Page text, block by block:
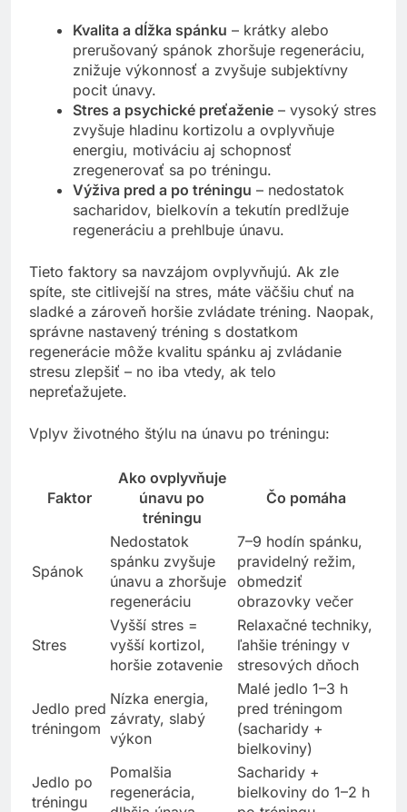
Kvalita a dĺžka spánku – krátky alebo
prerušovaný spánok zhoršuje regeneráciu,
znižuje výkonnosť a zvyšuje subjektívny
pocit únavy.
Stres a psychické preťaženie – vysoký stres
zvyšuje hladinu kortizolu a ovplyvňuje
energiu, motiváciu aj schopnosť
zregenerovať sa po tréningu.
Výživa pred a po tréningu – nedostatok
sacharidov, bielkovín a tekutín predlžuje
regeneráciu a prehlbuje únavu.
Tieto faktory sa navzájom ovplyvňujú. Ak zle
spíte, ste citlivejší na stres, máte väčšiu chuť na
sladké a zároveň horšie zvládate tréning. Naopak,
správne nastavený tréning s dostatkom
regenerácie môže kvalitu spánku aj zvládanie
stresu zlepšiť – no iba vtedy, ak telo
nepreťažujete.
Vplyv životného štýlu na únavu po tréningu:
Faktor
Ako ovplyvňuje
únavu po
tréningu
Čo pomáha
Spánok
Nedostatok
spánku zvyšuje
únavu a zhoršuje
regeneráciu
7–9 hodín spánku,
pravidelný režim,
obmedziť
obrazovky večer
Stres
Vyšší stres =
vyšší kortizol,
horšie zotavenie
Relaxačné techniky,
ľahšie tréningy v
stresových dňoch
Jedlo pred
tréningom
Nízka energia,
závraty, slabý
výkon
Malé jedlo 1–3 h
pred tréningom
(sacharidy +
bielkoviny)
Jedlo po
tréningu
Pomalšia
regenerácia,
Sacharidy +
bielkoviny do 1–2 h